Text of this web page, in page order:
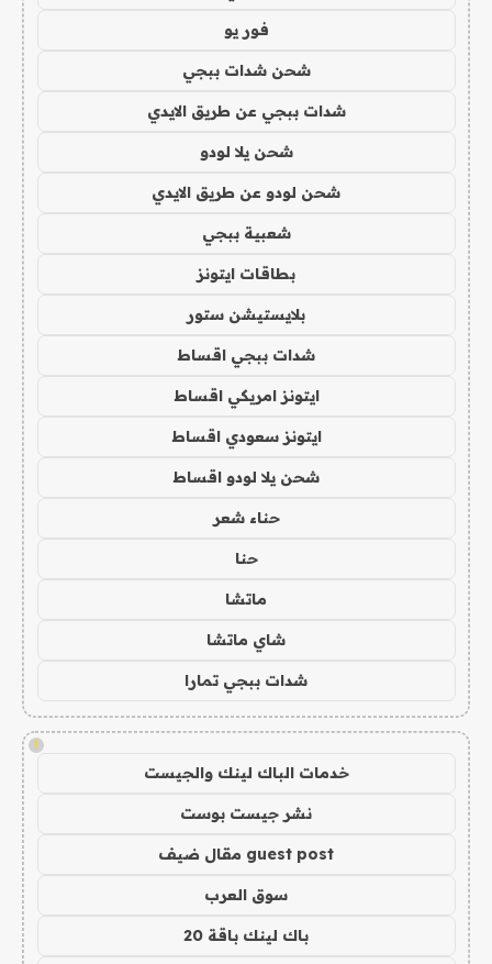
فور يو
شحن شدات ببجي
شدات ببجي عن طريق الايدي
شحن يلا لودو
شحن لودو عن طريق الايدي
شعبية ببجي
بطاقات ايتونز
بلايستيشن ستور
شدات ببجي اقساط
ايتونز امريكي اقساط
ايتونز سعودي اقساط
شحن يلا لودو اقساط
حناء شعر
حنا
ماتشا
شاي ماتشا
شدات ببجي تمارا
!
خدمات الباك لينك والجيست
نشر جيست بوست
guest post مقال ضيف
سوق العرب
باك لينك باقة 20